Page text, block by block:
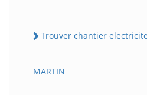
Trouver chantier electricite
MARTIN